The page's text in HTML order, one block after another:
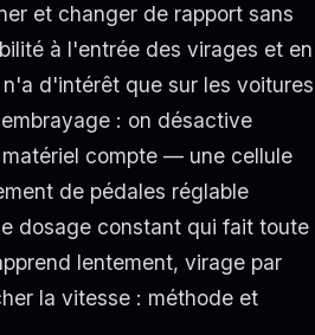
et changer de rapport sans
à l'entrée des virages et en
d'intérêt que sur les voitures
: on désactive
compte — une cellule
de pédales réglable
dosage constant qui fait toute
lentement, virage par
la vitesse : méthode et